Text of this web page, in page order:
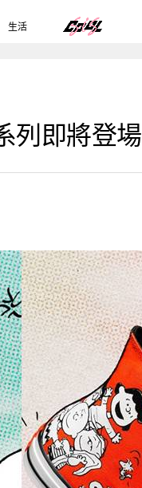
生活
列即將登場